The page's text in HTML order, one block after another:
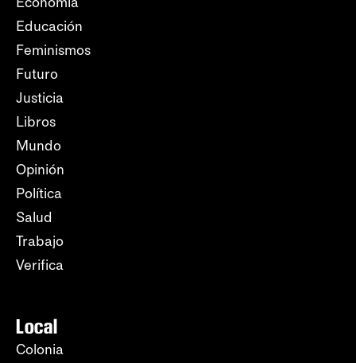
Educación
Feminismos
Futuro
Justicia
Libros
Mundo
Opinión
Política
Salud
Trabajo
Verifica
Local
Colonia